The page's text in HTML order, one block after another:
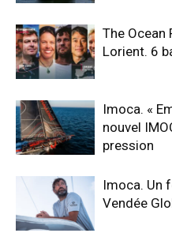
The Ocean
Lorient. 6
Imoca. «
nouvel
pression
Imoca. Un
Vendée